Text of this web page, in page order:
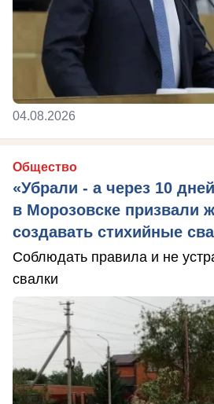
04.08.2026
Общество
«Убрали - а через 10
в Морозовске призвали
создавать стихийные
Соблюдать правила и не
свалки